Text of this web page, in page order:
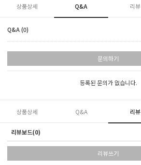
상품상세 Q&A 리뷰
Q&A (0)
문의하기
등록된 문의가 없습니다.
상품상세 Q&A 리뷰
리뷰보드(0)
리뷰쓰기